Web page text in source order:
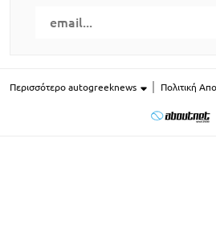
Περισσότερο autogreeknews Πολιτική